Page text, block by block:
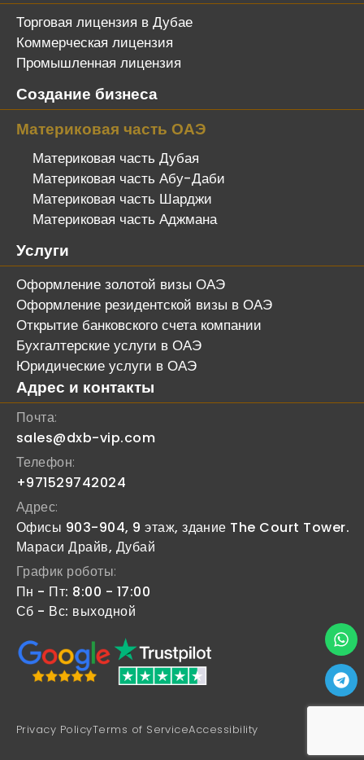
Торговая лицензия в Дубае
Коммерческая лицензия
Промышленная лицензия
Создание бизнеса
Материковая часть ОАЭ
Материковая часть Дубая
Материковая часть Абу-Даби
Материковая часть Шарджи
Материковая часть Аджмана
Услуги
Оформление золотой визы ОАЭ
Оформление резидентской визы в ОАЭ
Открытие банковского счета компании
Бухгалтерские услуги в ОАЭ
Юридические услуги в ОАЭ
Адрес и контакты
Почта:
sales@dxb-vip.com
Телефон:
+971529742024
Адрес:
Офисы 903-904, 9 этаж, здание The Court Tower.
Мараси Драйв, Дубай
График роботы:
Пн - Пт: 8:00 - 17:00
Сб - Вс: выходной
Privacy PolicyTerms of ServiceAccessibility